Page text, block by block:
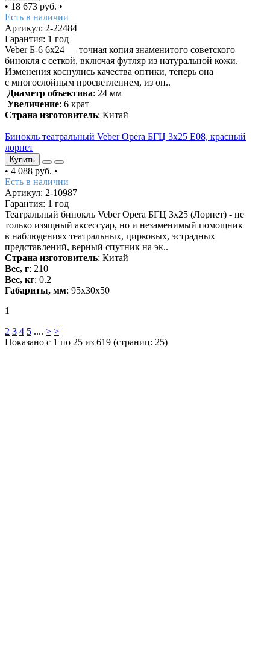
• 18 673 руб. •
Есть в наличии
Артикул: 2-22484
Гарантия: 1 год
Veber Б-6 6x24 — точная копия знаменитого советского
бинокля с сеткой, включая футляр из натуральной кожи.
Изменения коснулись качества оптики, теперь она
с многослойным просветлением, из оп..
Диаметр объектива: 24 мм
Увеличение: 6 крат
Страна изготовитель: Китай
Бинокль театральный Veber Opera БГЦ 3х25 Е08, красный
лорнет
Купить
• 4 088 руб. •
Есть в наличии
Артикул: 2-10987
Гарантия: 1 год
Театральный бинокль Veber Opera БГЦ 3x25 (Лорнет) - не
только изящный аксессуар, но и незаменимый помощник
в наблюдениях театральных, цирковых, эстрадных
представлений, верный спутник на эк..
Страна изготовитель: Китай
Вес, г: 210
Вес, кг: 0.2
Габариты, мм: 95х30х50
1
2 3 4 5 .... > >|
Показано с 1 по 25 из 619 (страниц: 25)